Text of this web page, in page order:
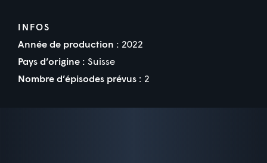
INFOS
Année de production : 2022
Pays d’origine : Suisse
Nombre d’épisodes prévus : 2